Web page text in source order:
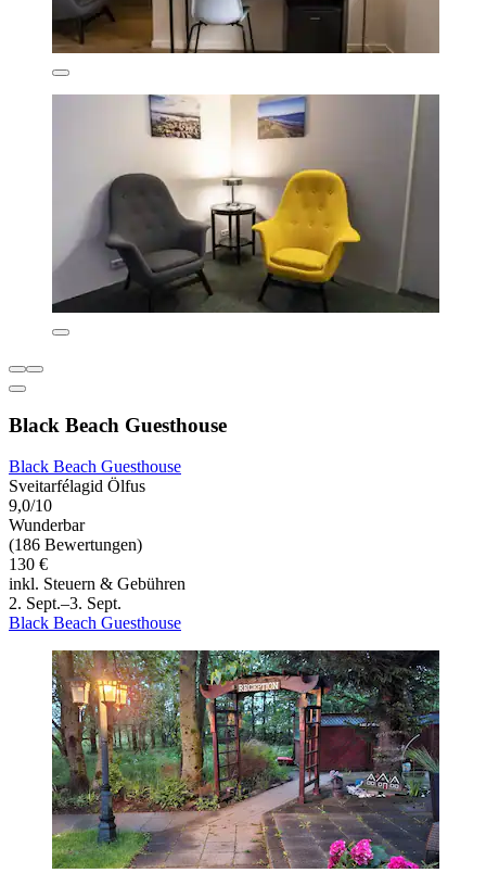
Black Beach Guesthouse
Black Beach Guesthouse
Sveitarfélagid Ölfus
9,0/10
Wunderbar
(186 Bewertungen)
130 €
inkl. Steuern & Gebühren
2. Sept.–3. Sept.
Black Beach Guesthouse